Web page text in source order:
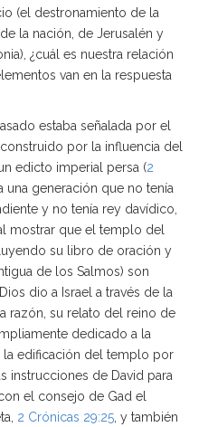
(el destronamiento de la
la nación, de Jerusalén y
¿cuál es nuestra relación
van en la respuesta
estaba señalada por el
por la influencia del
edicto imperial persa (2
una generación que no tenía
y no tenía rey davídico,
mostrar que el templo del
su libro de oración y
de los Salmos) son
dio a Israel a través de la
razón, su relato del reino de
dedicado a la
la edificación del templo por
instrucciones de David para
el consejo de Gad el
2 Crónicas 29:25 , y también